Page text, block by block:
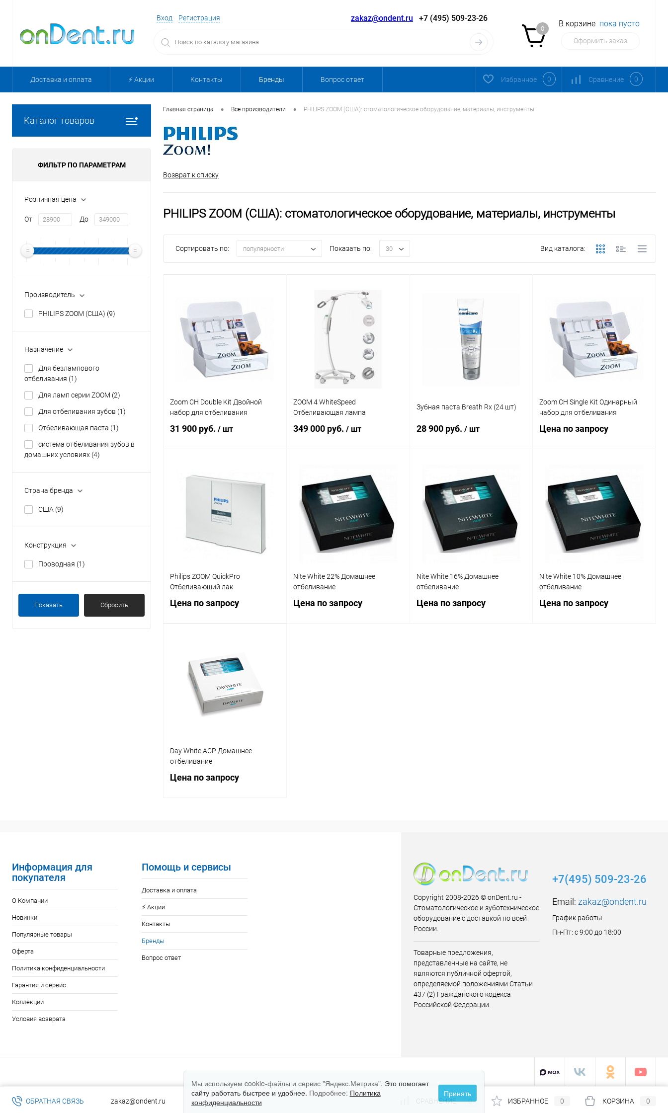
Вход Регистрация zakaz@ondent.ru +7 (495) 509-23-26
0
В корзине пока пусто
Оформить заказ
Доставка и оплата ⚡️ Акции Контакты Бренды Вопрос ответ Избранное 0 Сравнение 0
Каталог товаров
ФИЛЬТР ПО ПАРАМЕТРАМ
Розничная цена
От До
Производитель
PHILIPS ZOOM (США) (9)
Назначение
Для безлампового
отбеливания (1)
Для ламп серии ZOOM (2)
Для отбеливания зубов (1)
Отбеливающая паста (1)
система отбеливания зубов в
домашних условиях (4)
Страна бренда
США (9)
Конструкция
Проводная (1)
Показать Сбросить
Главная страница • Все производители • PHILIPS ZOOM (США): стоматологическое оборудование, материалы, инструменты
Возврат к списку
PHILIPS ZOOM (США): стоматологическое оборудование, материалы, инструменты
Сортировать по: популярности Показать по: 30 Вид каталога:
Zoom CH Double Kit Двойной
набор для отбеливания
31 900 руб. / шт
Купить в 1 клик
В избранное
ZOOM 4 WhiteSpeed
Отбеливающая лампа
349 000 руб. / шт
Купить в 1 клик Сравнение
В избранное В наличии
Зубная паста Breath Rx (24 шт)
28 900 руб. / шт
Купить в 1 клик Сравнение
В избранное Недоступно
Zoom CH Single Kit Одинарный
набор для отбеливания
Цена по запросу
Купить в 1 клик Сравнение
В избранное Недоступно
Philips ZOOM QuickPro
Отбеливающий лак
Цена по запросу
Купить в 1 клик Сравнение
В избранное Недоступно
Nite White 22% Домашнее
отбеливание
Цена по запросу
Nite White 16% Домашнее
отбеливание
Цена по запросу
Nite White 10% Домашнее
отбеливание
Цена по запросу
Day White ACP Домашнее
отбеливание
Цена по запросу
Информация для
покупателя
О Компании
Новинки
Популярные товары
Оферта
Политика конфиденциальности
Гарантия и сервис
Коллекции
Условия возврата
Помощь и сервисы
Доставка и оплата
⚡️ Акции
Контакты
Бренды
Вопрос ответ
Copyright 2008-2026 © onDent.ru -
Стоматологическое и зуботехническое
оборудование с доставкой по всей
России.
Товарные предложения,
представленные на сайте, не
являются публичной офертой,
определяемой положениями Статьи
437 (2) Гражданского кодекса
Российской Федерации.
+7(495) 509-23-26
Email: zakaz@ondent.ru
График работы
Пн-Пт: с 9:00 до 18:00
ОБРАТНАЯ СВЯЗЬ zakaz@ondent.ru СРАВНЕНИЕ 0 ИЗБРАННОЕ 0 КОРЗИНА 0
Мы используем cookie-файлы и сервис "Яндекс.Метрика". Это помогает
сайту работать быстрее и удобнее. Подробнее: Политика
конфиденциальности
Принять